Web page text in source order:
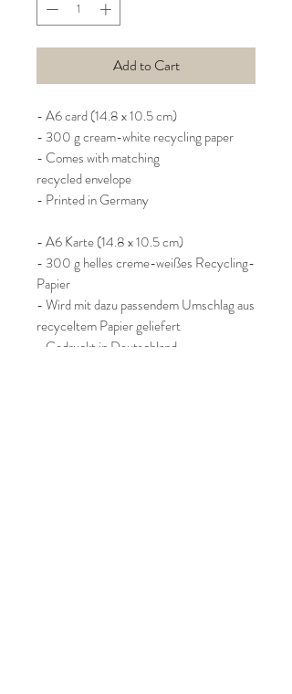
Add to Cart
- A6 card (14.8 x 10.5 cm)
- 300 g cream-white recycling paper
- Comes with matching
recycled envelope
- Printed in Germany
- A6 Karte (14.8 x 10.5 cm)
- 300 g helles creme-weißes Recycling-
Papier
- Wird mit dazu passendem Umschlag aus
recyceltem Papier geliefert
- Gedruckt in Deutschland